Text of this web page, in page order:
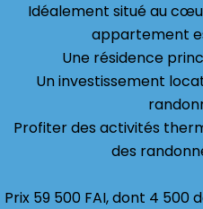
Idéalement situé au
appartement
Une résidence
Un investissement
Profiter des activités
des
Prix 59 500 FAI, dont 4 500